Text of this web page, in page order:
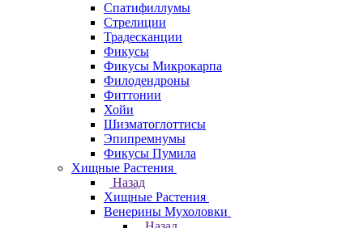
Спатифиллумы
Стрелиции
Традесканции
Фикусы
Фикусы Микрокарпа
Филодендроны
Фиттонии
Хойи
Шизматоглоттисы
Эпипремнумы
Фикусы Пумила
Хищные Растения
Назад
Хищные Растения
Венерины Мухоловки